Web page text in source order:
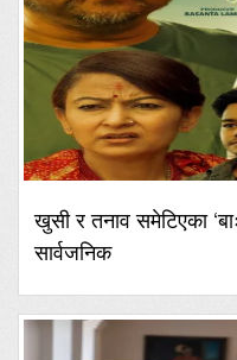
खुसी र तनाव समेटिएका
सार्वजनिक